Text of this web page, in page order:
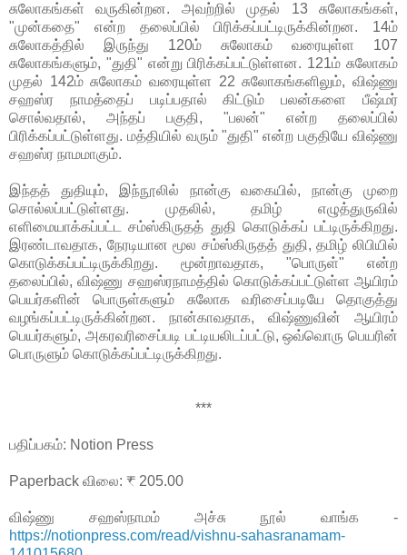
சுலோகங்கள் வருகின்றன. அவற்றில் முதல் 13 சுலோகங்கள்,
"முன்கதை" என்ற தலைப்பில் பிரிக்கப்பட்டிருக்கின்றன. 14ம்
சுலோகத்தில் இருந்து 120ம் சுலோகம் வரையுள்ள 107
சுலோகங்களும், "துதி" என்று பிரிக்கப்பட்டுள்ளன. 121ம் சுலோகம்
முதல் 142ம் சுலோகம் வரையுள்ள 22 சுலோகங்களிலும், விஷ்ணு
சஹஸ்ர நாமத்தைப் படிப்பதால் கிட்டும் பலன்களை பீஷ்மர்
சொல்வதால், அந்தப் பகுதி, "பலன்" என்ற தலைப்பில்
பிரிக்கப்பட்டுள்ளது. மத்தியில் வரும் "துதி" என்ற பகுதியே விஷ்ணு
சஹஸ்ர நாமமாகும்.
இந்தத் துதியும், இந்நூலில் நான்கு வகையில், நான்கு முறை
சொல்லப்பட்டுள்ளது. முதலில், தமிழ் எழுத்துருவில்
எளிமையாக்கப்பட்ட சம்ஸ்கிருதத் துதி கொடுக்கப் பட்டிருக்கிறது.
இரண்டாவதாக, நேரடியான மூல சம்ஸ்கிருதத் துதி, தமிழ் லிபியில்
கொடுக்கப்பட்டிருக்கிறது. மூன்றாவதாக, "பொருள்" என்ற
தலைப்பில், விஷ்ணு சஹஸ்ரநாமத்தில் கொடுக்கப்பட்டுள்ள ஆயிரம்
பெயர்களின் பொருள்களும் சுலோக வரிசைப்படியே தொகுத்து
வழங்கப்பட்டிருக்கின்றன. நான்காவதாக, விஷ்ணுவின் ஆயிரம்
பெயர்களும், அகரவரிசைப்படி பட்டியலிடப்பட்டு, ஒவ்வொரு பெயரின்
பொருளும் கொடுக்கப்பட்டிருக்கிறது.
***
பதிப்பகம்: Notion Press
Paperback விலை: ₹ 205.00
விஷ்ணு சஹஸ்நாமம் அச்சு நூல் வாங்க -
https://notionpress.com/read/vishnu-sahasranamam-